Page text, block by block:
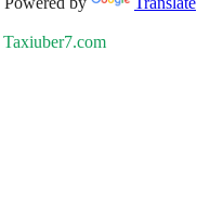
Taxiuber7.com